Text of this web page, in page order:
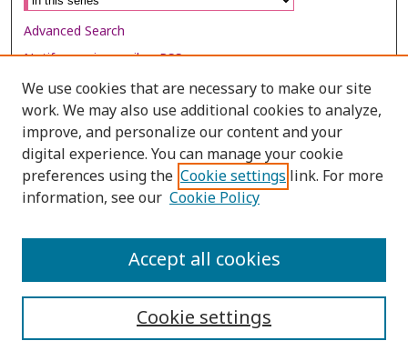
Advanced Search
Notify me via email orRSS
Browse
Collections
Disciplines
Authors
We use cookies that are necessary to make our site
work. We may also use additional cookies to analyze,
improve, and personalize our content and your
digital experience. You can manage your cookie
preferences using the Cookie settings link. For more
information, see our Cookie Policy
Cookie settings
Accept all cookies